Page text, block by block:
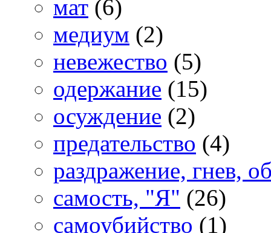
мат (6)
медиум (2)
невежество (5)
одержание (15)
осуждение (2)
предательство (4)
раздражение, гнев,
самость, "Я" (26)
самоубийство (1)